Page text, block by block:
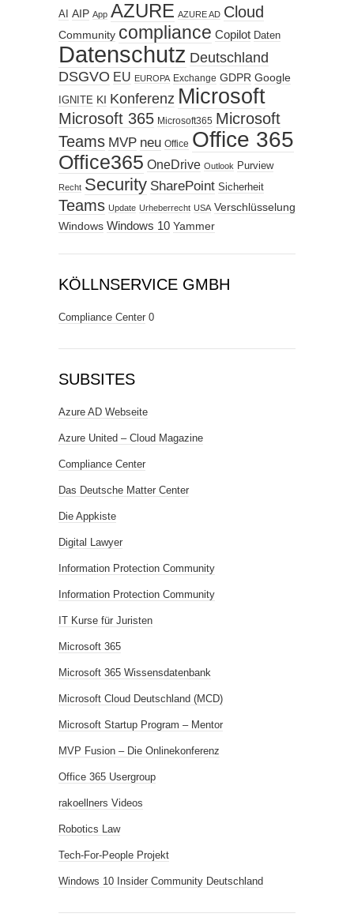
AI AIP App AZURE AZURE AD Cloud
Community compliance Copilot Daten
Datenschutz Deutschland
DSGVO EU EUROPA Exchange GDPR Google
IGNITE KI Konferenz Microsoft
Microsoft 365 Microsoft365 Microsoft
Teams MVP neu Office Office 365
Office365 OneDrive Outlook Purview
Recht Security SharePoint Sicherheit
Teams Update Urheberrecht USA Verschlüsselung
Windows Windows 10 Yammer
KÖLLNSERVICE GMBH
Compliance Center 0
SUBSITES
Azure AD Webseite
Azure United – Cloud Magazine
Compliance Center
Das Deutsche Matter Center
Die Appkiste
Digital Lawyer
Information Protection Community
Information Protection Community
IT Kurse für Juristen
Microsoft 365
Microsoft 365 Wissensdatenbank
Microsoft Cloud Deutschland (MCD)
Microsoft Startup Program – Mentor
MVP Fusion – Die Onlinekonferenz
Office 365 Usergroup
rakoellners Videos
Robotics Law
Tech-For-People Projekt
Windows 10 Insider Community Deutschland